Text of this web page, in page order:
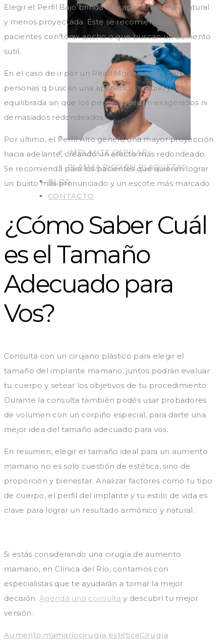
IMPLANTE CAPILAR
PLASMA RICO EN PLAQUETAS
BLOG
CONTACTO
Elegir el Perfil Bajo brinda una apariencia más natural
y menos proyectada. Éste se recomienda en
pacientes con tórax ancho o que buscan un aumento
sutil.
En el caso de ir por un Perfil Moderado es para
personas q buscan una apariencia natural y
equilibrada sin que los pechos queden exagerados ni
demasiados redondeados.
Por último, el Perfil Alto genera una mayor proyección
hacia adelante, creando un efecto más redondeado.
Se recomienda para los pacientes que quieren lograr
un busto más pronunciado y un escote más marcado.
¿Cómo Saber Cuál
es el Tamaño
Adecuado para
Vos?
Consultá con un cirujano plástico para elegir el
tamaño del implante mamario, juntos podrán evaluar
tu cuerpo y setear los objetivos de tu procedimiento.
Durante la consulta también podés usar probadores
de volumen con un corpiño especial, para darte una
mejor idea del tamaño adecuado para vos.
En resumen, elegir el tamaño ideal para un aumento
mamario no es solo cuestión de estética, sino de
proporción y bienestar. Analizar factores como tu tipo
de cuerpo, el perfil del implante y tu estilo de vida es
clave para lograr un resultado armónico y natural.
Si estás considerando una cirugía de aumento
mamario, en Clínica del Río, contamos con
especialistas que te ayudarán a tomar la mejor
decisión. Agendá una consulta y descubrí tu mejor
versión.
Aumento mamariocirugía estéticaCirugía